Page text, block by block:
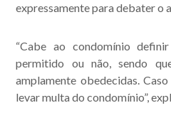
expressamente para debater o
“Cabe ao condomínio
permitido ou não, sendo
amplamente obedecidas.
levar multa do condomínio”,